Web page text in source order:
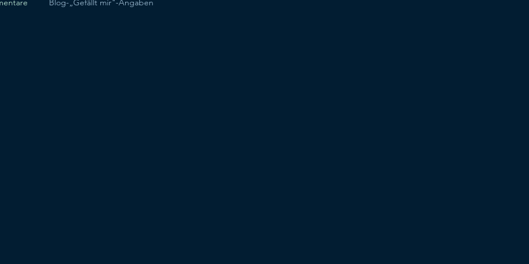
Blog-„Gefällt mir"-Angaben